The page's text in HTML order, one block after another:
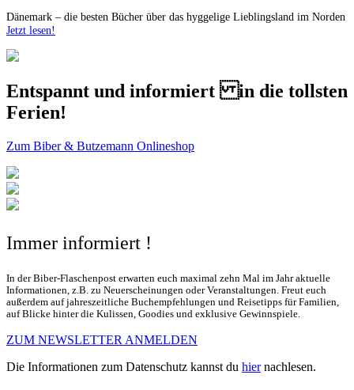
Dänemark – die besten Bücher über das hyggelige Lieblingsland im Norden
Jetzt lesen!
Entspannt und informiert in die tollsten
Ferien!
Zum Biber & Butzemann Onlineshop
Immer informiert !
In der Biber-Flaschenpost erwarten euch maximal zehn Mal im Jahr aktuelle
Informationen, z.B. zu Neuerscheinungen oder Veranstaltungen. Freut euch
außerdem auf jahreszeitliche Buchempfehlungen und Reisetipps für Familien,
auf Blicke hinter die Kulissen, Goodies und exklusive Gewinnspiele.
ZUM NEWSLETTER ANMELDEN
Die Informationen zum Datenschutz kannst du hiernachlesen.